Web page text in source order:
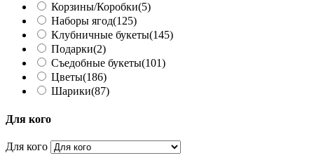
Корзины/Коробки(5)
Наборы ягод(125)
Клубничные букеты(145)
Подарки(2)
Съедобные букеты(101)
Цветы(186)
Шарики(87)
Для кого
Для кого